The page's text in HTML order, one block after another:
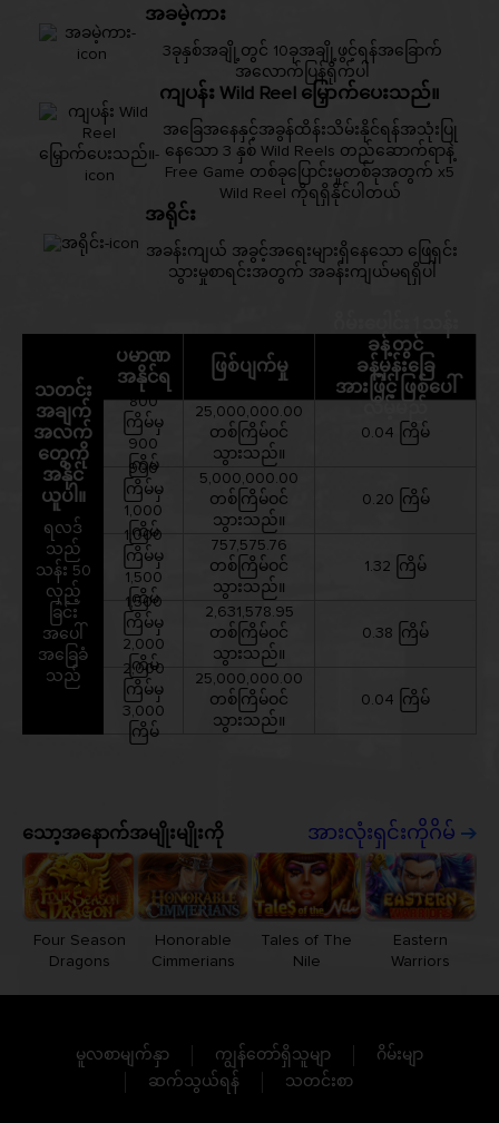
အခမဲ့ကား
3ခုနှစ်အချို့တွင် 10ခုအချို့ဖွင့်ရန်အခြောက်
အလောက်ပြန်ရိုက်ပါ
ကျပန်း Wild Reel မြှောက်ပေးသည်။
အခြေအနေနှင့်အခွန်ထိန်းသိမ်းနိုင်ရန်အသုံးပြု
နေသော 3 နှစ် Wild Reels တည်ဆောက်ရာနဲ့
Free Game တစ်ခုပြောင်းမှုတစ်ခုအတွက် x5
Wild Reel ကိုရရှိနိုင်ပါတယ်
အရိုင်း
အခန်းကျယ် အခွင့်အရေးများရှိနေသော ဖြေရှင်း
သွားမှုစာရင်းအတွက် အခန်းကျယ်မရရှိပါ
သတင်း
အချက်
အလက်
တွေကို
အနိုင်
ယူပါ။
ရလဒ်
သည်
သန်း 50
လှည့်
ခြင်း
အပေါ်
အခြေခံ
သည်
ပမာဏ
အနိုင်ရ
800
ကြိမ်မှ
900
ကြိမ်
900
ကြိမ်မှ
1,000
ကြိမ်
1,000
ကြိမ်မှ
1,500
ကြိမ်
1,500
ကြိမ်မှ
2,000
ကြိမ်
2,000
ကြိမ်မှ
3,000
ကြိမ်
ဖြစ်ပျက်မှု
25,000,000.00
တစ်ကြိမ်ဝင်
သွားသည်။
5,000,000.00
တစ်ကြိမ်ဝင်
သွားသည်။
757,575.76
တစ်ကြိမ်ဝင်
သွားသည်။
2,631,578.95
တစ်ကြိမ်ဝင်
သွားသည်။
25,000,000.00
တစ်ကြိမ်ဝင်
သွားသည်။
ခန့်တွင်
ခန့်မှန်းခြေ
အားဖြင့် ဖြစ်ပေါ်
0.04 ကြိမ်
0.20 ကြိမ်
1.32 ကြိမ်
0.38 ကြိမ်
0.04 ကြိမ်
သော့အနောက်အမျိုးမျိုးကို အားလုံးရှင်းကိုဂိမ်
Four Season
Dragons
Honorable
Cimmerians
Tales of The
Nile
Eastern
Warriors
မူလစာမျက်နှာ ကျွန်တော်ရှိသူမျာ
ဂိမ်းမျာ
ဆက်သွယ်ရန်
သတင်းစာ